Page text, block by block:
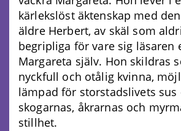
kärlekslöst äktenskap med
äldre Herbert, av skäl som
begripliga för vare sig läsaren
Margareta själv. Hon skildras
nyckfull och otålig kvinna,
lämpad för storstadslivets
skogarnas, åkrarnas och
stillhet.